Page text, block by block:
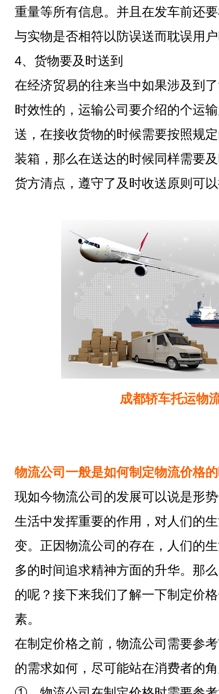
重量等所有信息。并且在发车前还
与实物是否相符以防误送而耽误用
4、货物要及时送到
在经济贸易的往来当中如果涉及到
时效性的，运输公司要介绍的个运
送，在接收货物的时候需要按照规
装箱，那么在送达的时候同样需要
货方清点，遵守了及时收送原则可
成都轿车托运物
物流公司一般是如何制定物流价格
现如今物流公司的发展可以说是形
生活中发挥重要的作用，对人们的
变。正因物流公司的存在，人们的
多的时间追求精神方面的升华。那
的呢？接下来我们了解一下制定价
素。
在制定价格之前，物流公司需要参
的需求如何，尽可能站在消费者的